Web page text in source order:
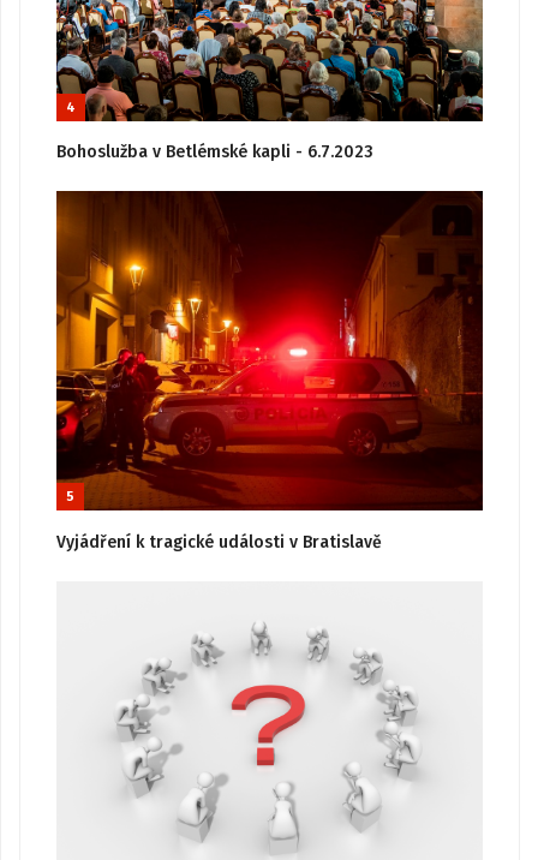
4
Bohoslužba v Betlémské kapli - 6.7.2023
5
Vyjádření k tragické události v Bratislavě